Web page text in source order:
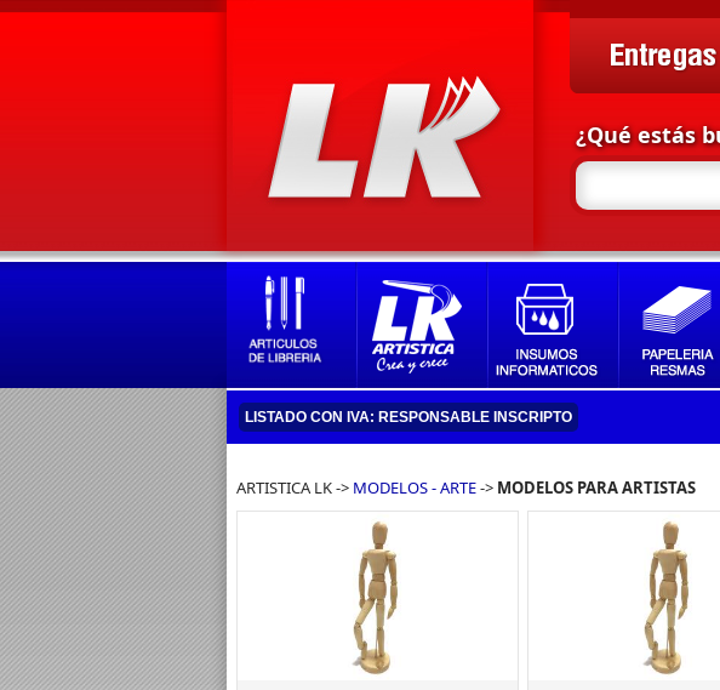
¿Qué estás
LISTADO CON IVA: RESPONSABLE INSCRIPTO
ARTISTICA LK -> MODELOS - ARTE-> MODELOS PARA ARTISTAS